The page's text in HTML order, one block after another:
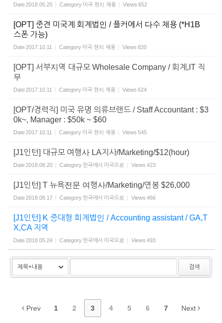
Date2018.05.25 Category 미국 현지 채용 Views 652
[OPT] 중견 미국계 회계법인 / 플커에서 다수 채용 (*H1B
스폰 가능)
Date2017.10.11 Category 미국 현지 채용 Views 820
[OPT] 서부지역 대규모 Wholesale Company / 회계,IT 직
무
Date2017.10.11 Category 미국 현지 채용 Views 624
[OPT/경력직] 미국 유명 의류브랜드 / Staff Accountant : $3
0k~, Manager : $50k ~ $60
Date2017.10.11 Category 미국 현지 채용 Views 545
[J1인턴] 대규모 여행사 LA지사/Marketing/$12(hour)
Date2018.08.20 Category 한국에서 미국으로 Views 423
[J1인턴] T 뉴욕전문 여행사/Marketing/연봉 $26,000
Date2018.08.17 Category 한국에서 미국으로 Views 466
[J1인턴] K 중대형 회계법인 / Accounting assistant / GA,T
X,CA 지역
Date2018.05.24 Category 한국에서 미국으로 Views 493
검색
Prev 1 2 3 4 5 6 7 Next